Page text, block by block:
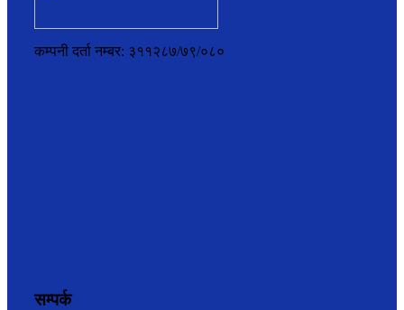
कम्पनी दर्ता नम्बर: ३११२८७/७९/०८०
सम्पर्क